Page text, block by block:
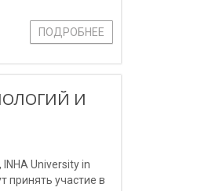
ПОДРОБНЕЕ
И
University in
принять участие в